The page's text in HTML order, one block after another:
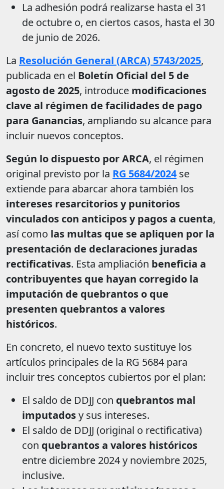
La adhesión podrá realizarse hasta el 31
de octubre o, en ciertos casos, hasta el 30
de junio de 2026.
La Resolución General (ARCA) 5743/2025,
publicada en el Boletín Oficial del 5 de
agosto de 2025, introduce modificaciones
clave al régimen de facilidades de pago
para Ganancias, ampliando su alcance para
incluir nuevos conceptos.
Según lo dispuesto por ARCA, el régimen
original previsto por la RG 5684/2024 se
extiende para abarcar ahora también los
intereses resarcitorios y punitorios
vinculados con anticipos y pagos a cuenta,
así como las multas que se apliquen por la
presentación de declaraciones juradas
rectificativas. Esta ampliación beneficia a
contribuyentes que hayan corregido la
imputación de quebrantos o que
presenten quebrantos a valores
históricos.
En concreto, el nuevo texto sustituye los
artículos principales de la RG 5684 para
incluir tres conceptos cubiertos por el plan:
El saldo de DDJJ con quebrantos mal
imputadosy sus intereses.
El saldo de DDJJ (original o rectificativa)
con quebrantos a valores históricos
entre diciembre 2024 y noviembre 2025,
inclusive.